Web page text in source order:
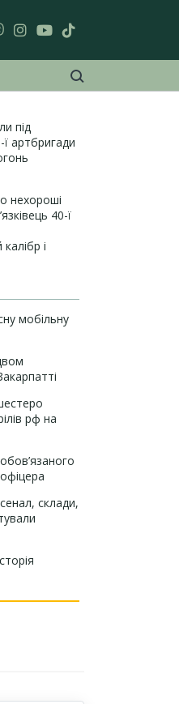
під
ї артбригади
нехороші
40-ї
і
мобільну
рф на
склади,